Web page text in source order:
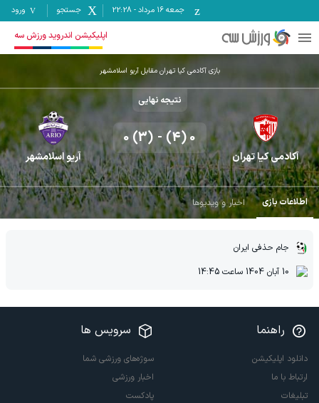
جمعه ۱۶ مرداد -
22:28 جستجو ورود
اپلیکیشن اندروید ورزش سه
بازی آکادمی کیا تهران مقابل آریو اسلامشهر
نتیجه نهایی
آکادمی کیا تهران
0 (4)
-
0 (3)
آریو اسلامشهر
اطلاعات بازی اخبار و ویدیوها
جام حذفی ایران
10 آبان 1404
ساعت 14:45
راهنما
دانلود اپلیکیشن
ارتباط با ما
تبلیغات
سرویس ها
سوژه‌های ورزشی شما
اخبار ورزشی
پادکست